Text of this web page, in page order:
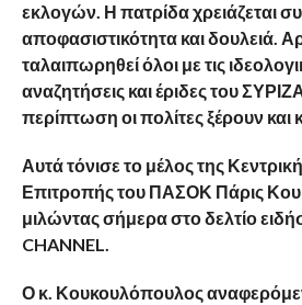
εκλογών. Η πατρίδα χρειάζεται
αποφασιστικότητα και δουλειά.
ταλαιπωρηθεί όλοι με τις
αναζητήσεις και έριδες του
περίπτωση οι πολίτες ξέρουν και
Αυτά τόνισε το μέλος της
Επιτροπής του ΠΑΣΟΚ Πάρις
μιλώντας σήμερα στο δελτίο
CHANNEL.
Ο κ. Κουκουλόπουλος